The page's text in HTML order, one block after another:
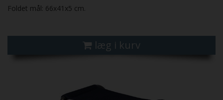
Foldet mål: 66x41x5 cm.
læg i kurv